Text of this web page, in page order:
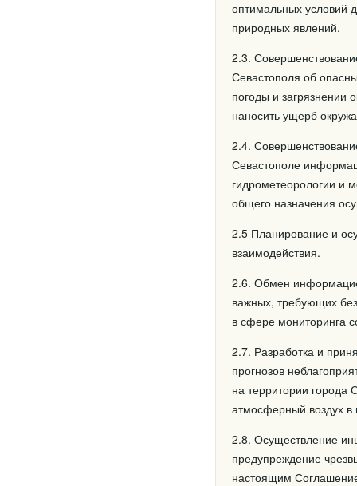
оптимальных условий
природных явлений.
2.3.
Севастополя об
погоды и загрязнении
наносить ущерб
2.4.
Севастополе
гидрометеорологии и
общего назначения
2.5 Планирование и
взаимодействия.
2.6. Обмен
важных, требующих
в сфере мониторинга
2.7. Разработка и
прогнозов
на территории города
атмосферный воздух
2.8. Осуществление
предупреждение
настоящим